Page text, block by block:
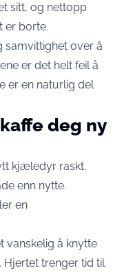
sitt, og nettopp
er borte.
samvittighet over å
er det helt feil å
er en naturlig del
deg ny
kjæledyr raskt.
enn nytte.
en
vanskelig å knytte
Hjertet trenger tid til